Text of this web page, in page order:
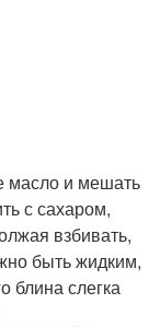
масло и мешать
с сахаром,
взбивать,
быть жидким,
блина слегка